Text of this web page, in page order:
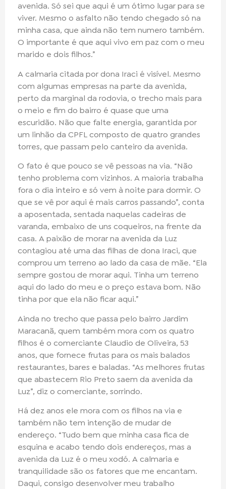
avenida. Só sei que aqui é um ótimo lugar para se
viver. Mesmo o asfalto não tendo chegado só na
minha casa, que ainda não tem numero também.
O importante é que aqui vivo em paz com o meu
marido e dois filhos.”
A calmaria citada por dona Iraci é visível. Mesmo
com algumas empresas na parte da avenida,
perto da marginal da rodovia, o trecho mais para
o meio e fim do bairro é quase que uma
escuridão. Não que falte energia, garantida por
um linhão da CPFL composto de quatro grandes
torres, que passam pelo canteiro da avenida.
O fato é que pouco se vê pessoas na via. “Não
tenho problema com vizinhos. A maioria trabalha
fora o dia inteiro e só vem à noite para dormir. O
que se vê por aqui é mais carros passando”, conta
a aposentada, sentada naquelas cadeiras de
varanda, embaixo de uns coqueiros, na frente da
casa. A paixão de morar na avenida da Luz
contagiou até uma das filhas de dona Iraci, que
comprou um terreno ao lado da casa de mãe. “Ela
sempre gostou de morar aqui. Tinha um terreno
aqui do lado do meu e o preço estava bom. Não
tinha por que ela não ficar aqui.”
Ainda no trecho que passa pelo bairro Jardim
Maracanã, quem também mora com os quatro
filhos é o comerciante Claudio de Oliveira, 53
anos, que fornece frutas para os mais balados
restaurantes, bares e baladas. “As melhores frutas
que abastecem Rio Preto saem da avenida da
Luz”, diz o comerciante, sorrindo.
Há dez anos ele mora com os filhos na via e
também não tem intenção de mudar de
endereço. “Tudo bem que minha casa fica de
esquina e acabo tendo dois endereços, mas a
avenida da Luz é o meu xodó. A calmaria e
tranquilidade são os fatores que me encantam.
Daqui, consigo desenvolver meu trabalho